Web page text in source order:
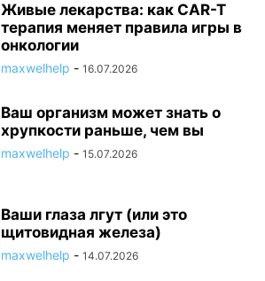
Живые лекарства: как CAR-T
терапия меняет правила игры в
онкологии
maxwelhelp - 16.07.2026
Ваш организм может знать о
хрупкости раньше, чем вы
maxwelhelp - 15.07.2026
Ваши глаза лгут (или это
щитовидная железа)
maxwelhelp - 14.07.2026